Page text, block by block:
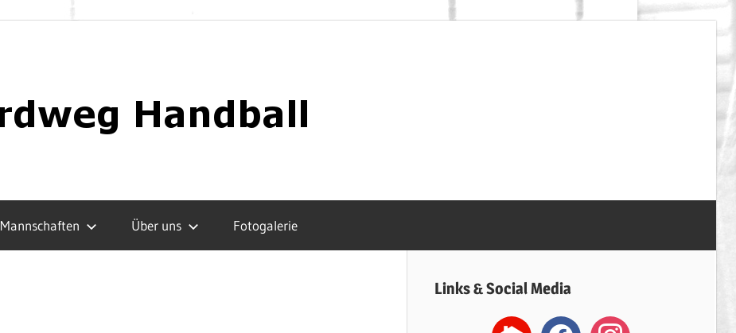
Handball
Mannschaften Über uns Fotogalerie
Links & Social Media
nextdoor2facebookinstagram